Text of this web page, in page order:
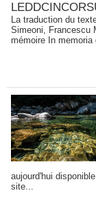
La traduction du
Simeoni, Francescu
mémoire In
aujourd'hui
site...